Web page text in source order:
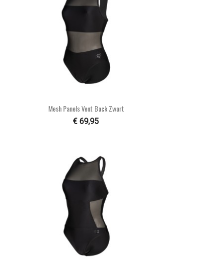
Snel bekijken
Mesh Panels Vent Back Zwart
€ 69,95